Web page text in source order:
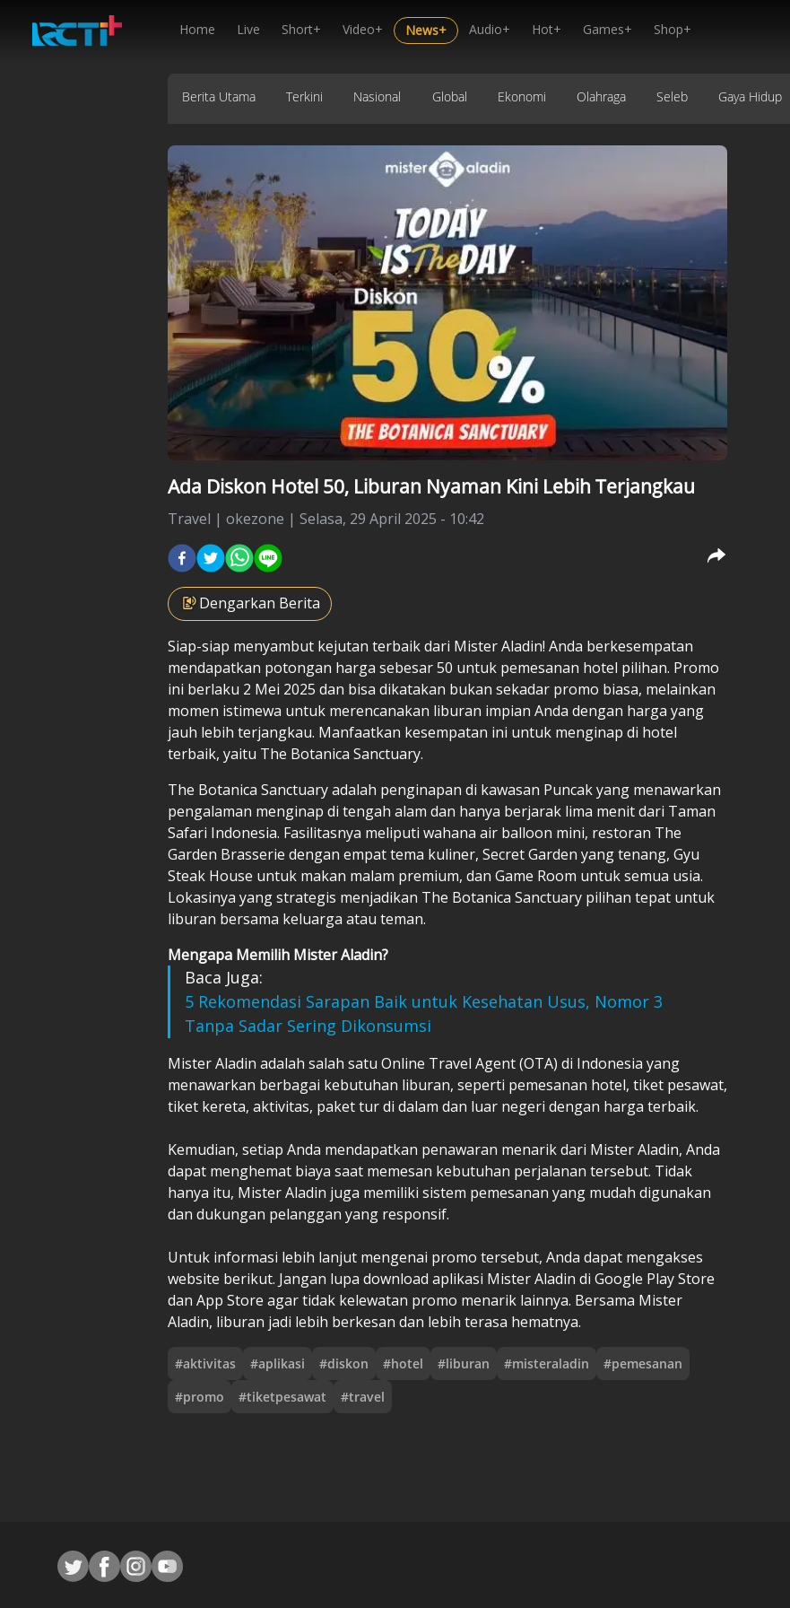
Home Live Short+ Video+ News+ Audio+ Hot+ Games+ Shop+
Berita Utama Terkini Nasional Global Ekonomi Olahraga Seleb Gaya Hidup
Ada Diskon Hotel 50, Liburan Nyaman Kini Lebih Terjangkau
Travel | okezone | Selasa, 29 April 2025 - 10:42
Dengarkan Berita
Siap-siap menyambut kejutan terbaik dari Mister Aladin! Anda berkesempatan
mendapatkan potongan harga sebesar 50 untuk pemesanan hotel pilihan. Promo
ini berlaku 2 Mei 2025 dan bisa dikatakan bukan sekadar promo biasa, melainkan
momen istimewa untuk merencanakan liburan impian Anda dengan harga yang
jauh lebih terjangkau. Manfaatkan kesempatan ini untuk menginap di hotel
terbaik, yaitu The Botanica Sanctuary.
The Botanica Sanctuary adalah penginapan di kawasan Puncak yang menawarkan
pengalaman menginap di tengah alam dan hanya berjarak lima menit dari Taman
Safari Indonesia. Fasilitasnya meliputi wahana air balloon mini, restoran The
Garden Brasserie dengan empat tema kuliner, Secret Garden yang tenang, Gyu
Steak House untuk makan malam premium, dan Game Room untuk semua usia.
Lokasinya yang strategis menjadikan The Botanica Sanctuary pilihan tepat untuk
liburan bersama keluarga atau teman.
Mengapa Memilih Mister Aladin?
Baca Juga:
5 Rekomendasi Sarapan Baik untuk Kesehatan Usus, Nomor 3
Tanpa Sadar Sering Dikonsumsi
Mister Aladin adalah salah satu Online Travel Agent (OTA) di Indonesia yang
menawarkan berbagai kebutuhan liburan, seperti pemesanan hotel, tiket pesawat,
tiket kereta, aktivitas, paket tur di dalam dan luar negeri dengan harga terbaik.
Kemudian, setiap Anda mendapatkan penawaran menarik dari Mister Aladin, Anda
dapat menghemat biaya saat memesan kebutuhan perjalanan tersebut. Tidak
hanya itu, Mister Aladin juga memiliki sistem pemesanan yang mudah digunakan
dan dukungan pelanggan yang responsif.
Untuk informasi lebih lanjut mengenai promo tersebut, Anda dapat mengakses
website berikut. Jangan lupa download aplikasi Mister Aladin di Google Play Store
dan App Store agar tidak kelewatan promo menarik lainnya. Bersama Mister
Aladin, liburan jadi lebih berkesan dan lebih terasa hematnya.
#aktivitas #aplikasi #diskon #hotel #liburan #misteraladin #pemesanan
#promo #tiketpesawat #travel